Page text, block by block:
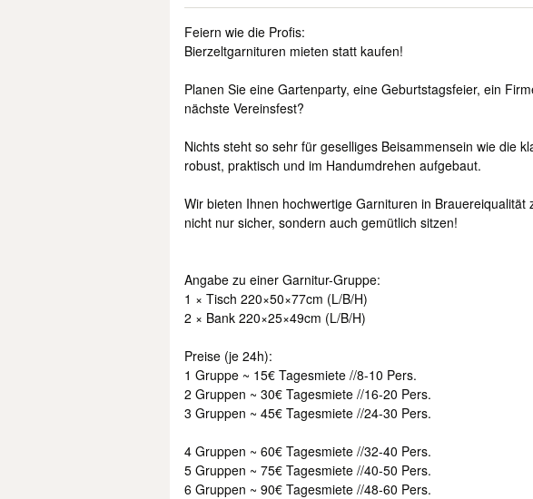
Feiern wie die Profis:
Bierzeltgarnituren mieten statt kaufen!
​Planen Sie eine Gartenparty, eine Geburtstagsfeier, ein
nächste Vereinsfest?
Nichts steht so sehr für geselliges Beisammensein wie die
robust, praktisch und im Handumdrehen aufgebaut.
​Wir bieten Ihnen hochwertige Garnituren in
nicht nur sicher, sondern auch gemütlich sitzen!
Angabe zu einer Garnitur-Gruppe:
1 × Tisch 220×50×77cm (L/B/H)
2 × Bank 220×25×49cm (L/B/H)
Preise (je 24h):
1 Gruppe ~ 15€ Tagesmiete //8-10 Pers.
2 Gruppen ~ 30€ Tagesmiete //16-20 Pers.
3 Gruppen ~ 45€ Tagesmiete //24-30 Pers.
4 Gruppen ~ 60€ Tagesmiete //32-40 Pers.
5 Gruppen ~ 75€ Tagesmiete //40-50 Pers.
6 Gruppen ~ 90€ Tagesmiete //48-60 Pers.